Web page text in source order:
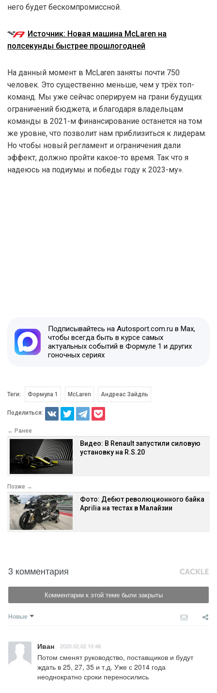
него будет бескомпромиссной.
Источник: Новая машина McLaren на
полсекунды быстрее прошлогодней
На данный момент в McLaren заняты почти 750
человек. Это существенно меньше, чем у трёх топ-
команд. Мы уже сейчас оперируем на грани будущих
ограничений бюджета, и благодаря владельцам
команды в 2021-м финансирование останется на том
же уровне, что позволит нам приблизиться к лидерам.
Но чтобы новый регламент и ограничения дали
эффект, должно пройти какое-то время. Так что я
надеюсь на подиумы и победы году к 2023-му».
Подписывайтесь на Autosport.com.ru в Max,
чтобы всегда быть в курсе самых
актуальных событий в Формуле 1 и других
гоночных сериях
Теги: Формула 1 McLaren Андреас Зайдль
Поделиться:
← Ранее
Видео: В Renault запустили силовую
установку на R.S.20
Позже →
Фото: Дебют революционного байка
Aprilia на тестах в Малайзии
3 комментария
Комментарии к этой теме были закрыты
Новые
Иван 2020.02.02 10:48
Потом сменят руководство, поставщиков и будут
ждать в 25, 27, 35 и т.д. Уже с 2014 года
неоднократно сроки переносились